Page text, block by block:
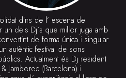
dins de l’ escena de
dels Dj´s que millor juga amb
de forma única i singular
autèntic festival de sons
Actualment és Dj resident
Jamboree (Barcelona) i